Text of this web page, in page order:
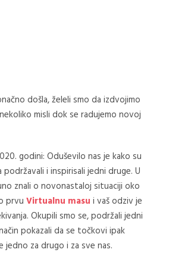
došla, želeli smo da izdvojimo
misli dok se radujemo novoj
godini: Oduševilo nas je kako su
i inspirisali jedni druge. U
znali o novonastaloj situaciji oko
prvu Virtualnu masu i vaš odziv je
Okupili smo se, podržali jedni
pokazali da se točkovi ipak
jedno za drugo i za sve nas.